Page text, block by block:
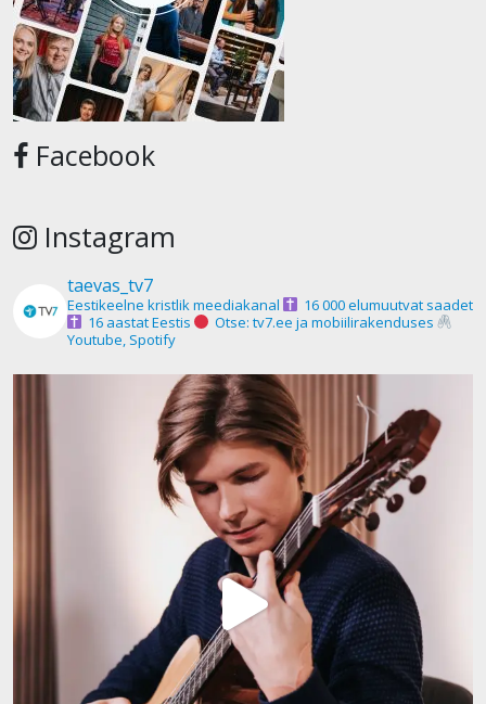
Facebook
Instagram
taevas_tv7
Eestikeelne kristlik meediakanal
16 000 elumuutvat saadet
16 aastat Eestis
Otse: tv7.ee ja mobiilirakenduses
Youtube, Spotify